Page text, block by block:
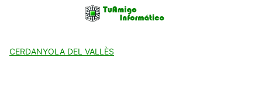
CERDANYOLA DEL VALLÈS